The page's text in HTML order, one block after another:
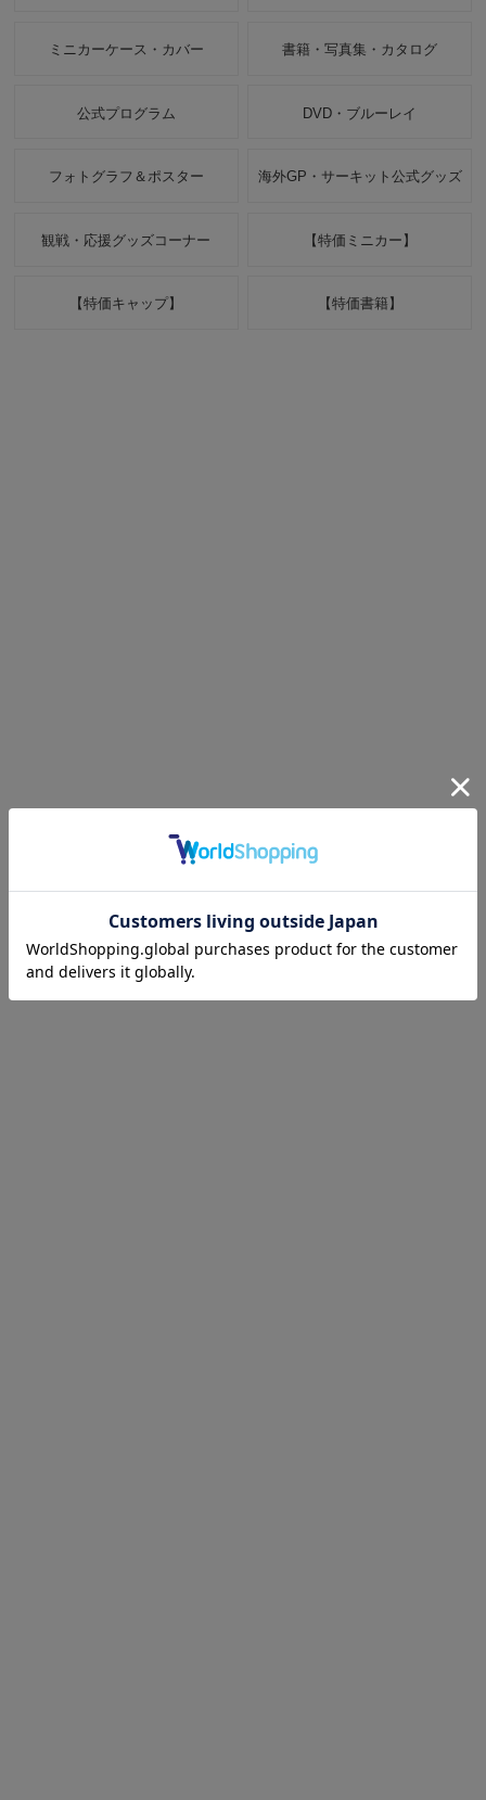
ミニカーケース・カバー 書籍・写真集・カタログ
公式プログラム DVD・ブルーレイ
フォトグラフ＆ポスター 海外GP・サーキット公式グッズ
観戦・応援グッズコーナー 【特価ミニカー】
【特価キャップ】 【特価書籍】